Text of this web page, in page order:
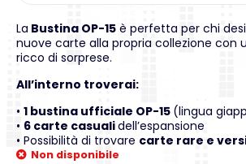
La Bustina OP-15 è perfetta per chi
nuove carte alla propria collezione con
ricco di sorprese.
All’interno troverai:
• 1 bustina ufficiale OP-15 (lingua
• 6 carte casualidell’espansione
• Possibilità di trovare carte rare e
Non disponibile